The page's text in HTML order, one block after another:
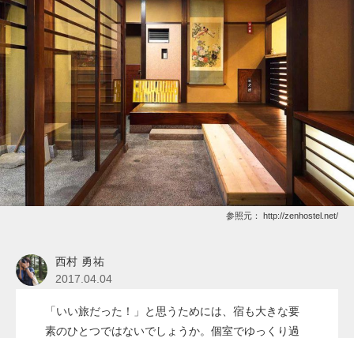
参照元： http://zenhostel.net/
西村 勇祐
2017.04.04
「いい旅だった！」と思うためには、宿も大きな要
素のひとつではないでしょうか。個室でゆっくり過